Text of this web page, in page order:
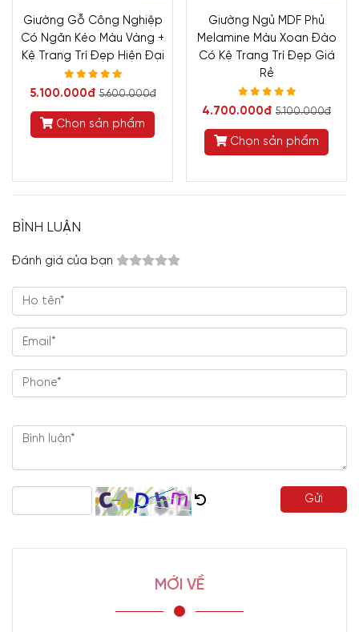
Giường Gỗ Công Nghiệp
Có Ngăn Kéo Màu Vàng +
Kệ Trang Trí Đẹp Hiện Đại
5.100.000đ 5.600.000đ
Chọn sản phẩm
Giường Ngủ MDF Phủ
Melamine Màu Xoan Đào
Có Kệ Trang Trí Đẹp Giá
Rẻ
4.700.000đ 5.100.000đ
Chọn sản phẩm
BÌNH LUẬN
Đánh giá của bạn
Gửi
MỚI VỀ